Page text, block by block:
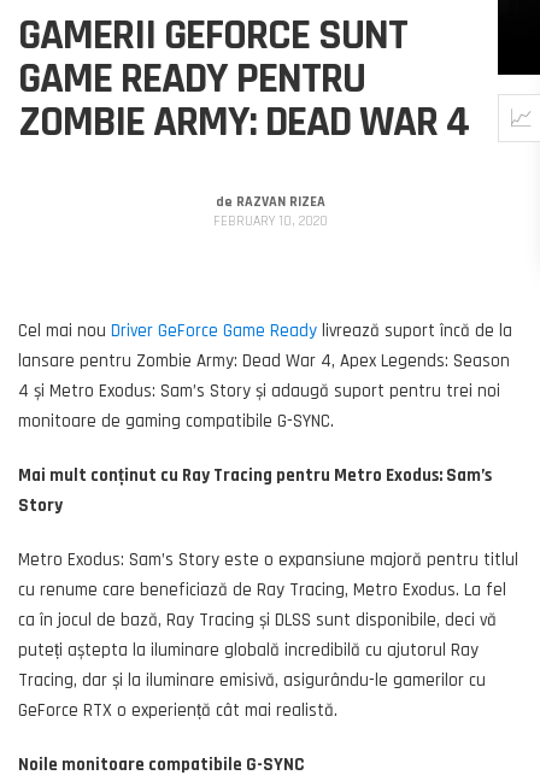
GAMERII GEFORCE SUNT
GAME READY PENTRU
ZOMBIE ARMY: DEAD WAR 4
de RAZVAN RIZEA
FEBRUARY 10, 2020
Cel mai nou Driver GeForce Game Ready livrează suport încă de la
lansare pentru Zombie Army: Dead War 4, Apex Legends: Season
4 și Metro Exodus: Sam’s Story și adaugă suport pentru trei noi
monitoare de gaming compatibile G-SYNC.
Mai mult conținut cu Ray Tracing pentru Metro Exodus: Sam’s
Story
Metro Exodus: Sam’s Story este o expansiune majoră pentru titlul
cu renume care beneficiază de Ray Tracing, Metro Exodus. La fel
ca în jocul de bază, Ray Tracing și DLSS sunt disponibile, deci vă
puteți aștepta la iluminare globală incredibilă cu ajutorul Ray
Tracing, dar și la iluminare emisivă, asigurându-le gamerilor cu
GeForce RTX o experiență cât mai realistă.
Noile monitoare compatibile G-SYNC